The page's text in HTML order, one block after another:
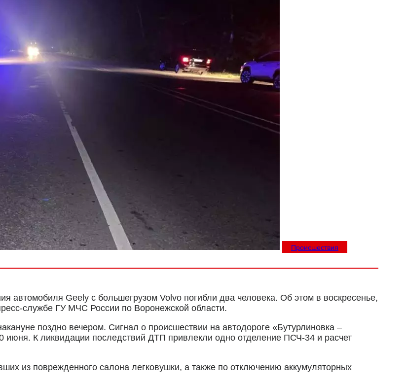
Происшествия
автомобиля Geely с большегрузом Volvo погибли два человека. Об этом в воскресенье,
службе ГУ МЧС России по Воронежской области.
поздно вечером. Сигнал о происшествии на автодороге «Бутурлиновка –
июня. К ликвидации последствий ДТП привлекли одно отделение ПСЧ-34 и расчет
из поврежденного салона легковушки, а также по отключению аккумуляторных